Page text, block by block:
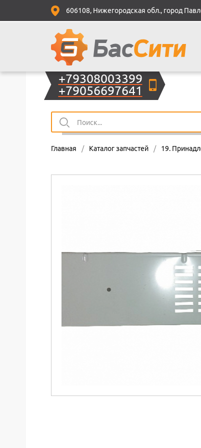
+79308003399
+79056697641
Главная / Каталог запчастей / 19.
606108, Нижегородская обл., город